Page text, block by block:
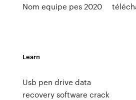
Nom equipe pes 2020
Learn
Usb pen drive data
recovery software crack